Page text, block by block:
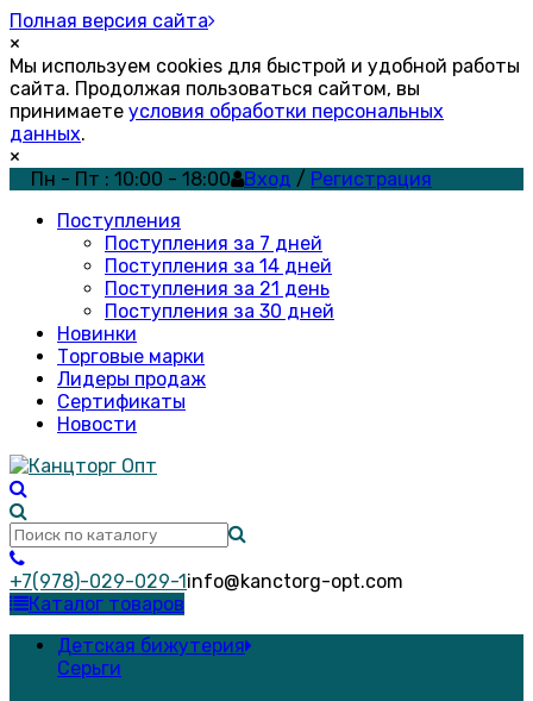
Полная версия сайта
×
Мы используем cookies для быстрой и удобной работы
сайта. Продолжая пользоваться сайтом, вы
принимаете условия обработки персональных
данных.
×
Пн - Пт : 10:00 - 18:00
Вход / Регистрация
Поступления
Поступления за 7 дней
Поступления за 14 дней
Поступления за 21 день
Поступления за 30 дней
Новинки
Торговые марки
Лидеры продаж
Сертификаты
Новости
+7(978)-029-029-1info@kanctorg-opt.com
Каталог товаров
Детская бижутерия
Серьги